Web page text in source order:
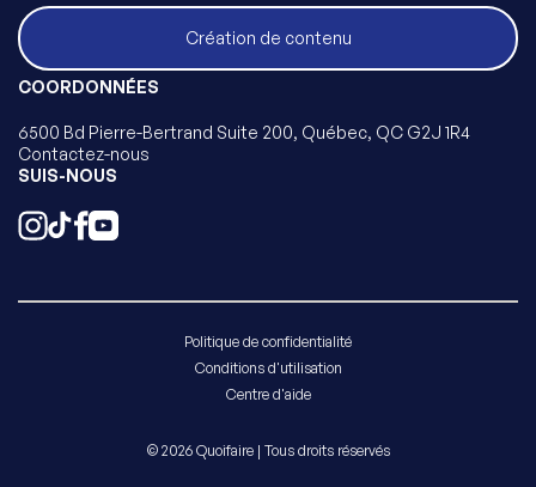
Création de contenu
COORDONNÉES
6500 Bd Pierre-Bertrand Suite 200, Québec, QC G2J 1R4
Contactez-nous
SUIS-NOUS
Politique de confidentialité
Conditions d'utilisation
Centre d'aide
© 2026 Quoifaire | Tous droits réservés